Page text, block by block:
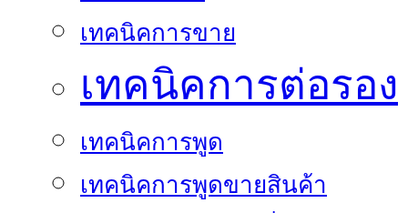
เทคนิคการขาย
เทคนิคการต่อรอง
เทคนิคการพูด
เทคนิคการพูดขายสินค้า